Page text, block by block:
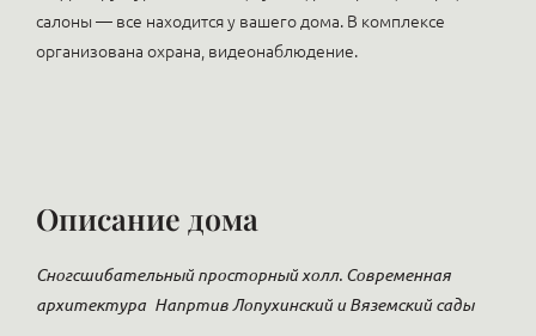
салоны — все находится у вашего дома. В комплексе
организована охрана, видеонаблюдение.
Описание дома
Сногсшибательный просторный холл. Современная
архитектура Напртив Лопухинский и Вяземский сады